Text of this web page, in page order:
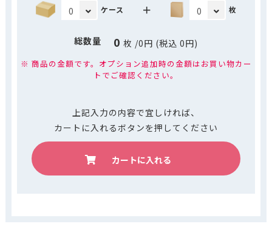
ケース ＋ 枚
総数量 0 枚 /0円 (税込 0円)
※ 商品の金額です。オプション追加時の金額はお買い物カー
トでご確認ください。
上記入力の内容で宜しければ、
カートに入れるボタンを押してください
カートに入れる